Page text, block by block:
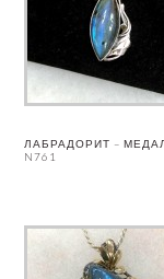
ЛАБРАДОРИТ –
N761